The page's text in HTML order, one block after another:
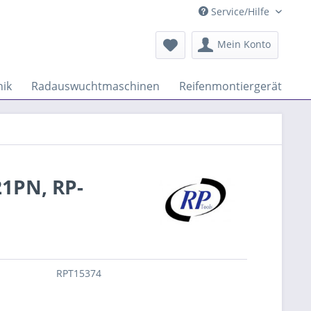
Service/Hilfe
Mein Konto
Radauswuchtmaschinen Reifenmontiergeräte
RP-
RPT15374